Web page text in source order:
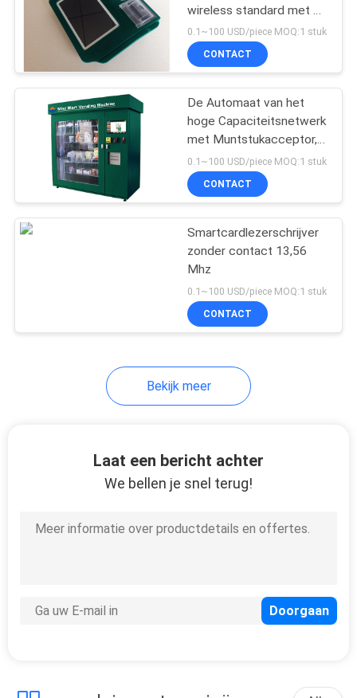
Hybride Kaartlezer
38
IC-Kaartlezer Writer
42
Kaartautomaat
wireless standard met de
Kaartlezer van Magcard
NFC RFID
0.1~100 USD/piece MOQ:1 stuk
CONTACT
De Automaat van het
hoge Capaciteitsnetwerk
met Muntstukacceptor,
Bankbiljetacceptor en
Creditcardlezer
0.1~100 USD/piece MOQ:1 stuk
CONTACT
Smartcardlezerschrijver
zonder contact 13,56
Mhz
0.1~100 USD/piece MOQ:1 stuk
CONTACT
Bekijk meer
Laat een bericht achter
We bellen je snel terug!